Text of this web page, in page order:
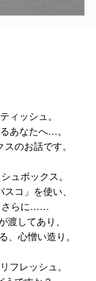
ィッシュ。
あなたへ…。
のお話です。
ュボックス。
コ」を使い、
さらに……
してあり、
、心憎い造り。
フレッシュ。